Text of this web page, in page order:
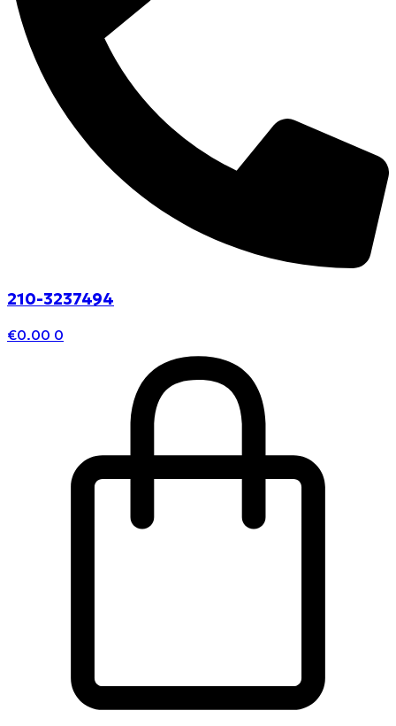
210-3237494
€0.00 0